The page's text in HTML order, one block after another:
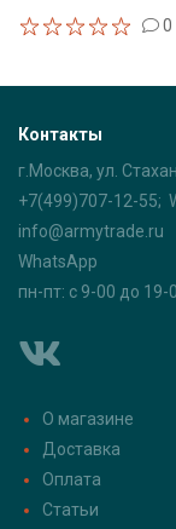
0
Контакты
г.Москва, ул.
+7(499)707-12-55;
info@armytrade.ru
WhatsApp
пн-пт: с 9-00 до 19-
О магазине
Доставка
Оплата
Статьи